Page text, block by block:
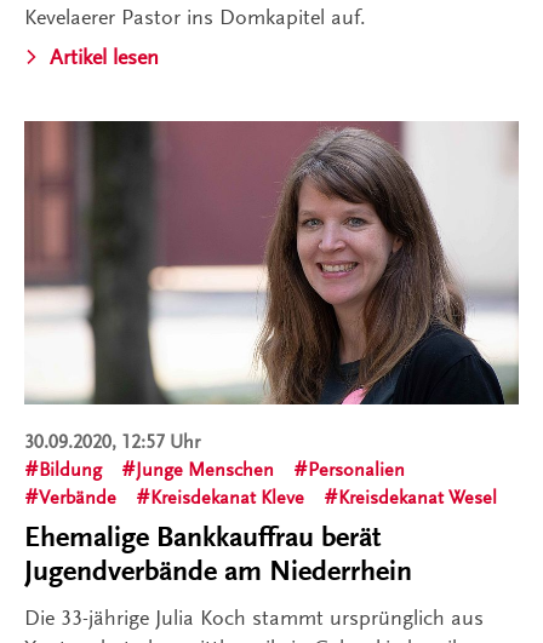
Kevelaerer Pastor ins Domkapitel auf.
Artikel lesen
30.09.2020, 12:57 Uhr
Bildung
Junge Menschen
Personalien
Verbände
Kreisdekanat Kleve Kreisdekanat Wesel
Ehemalige Bankkauffrau berät
Jugendverbände am Niederrhein
Die 33-jährige Julia Koch stammt ursprünglich aus